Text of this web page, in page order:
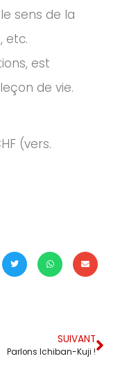
sens de la
etc.
est
de vie.
(vers.
SUIVANT
Parlons Ichiban-Kuji !